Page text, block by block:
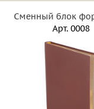
Сменный блок
Арт. 0008